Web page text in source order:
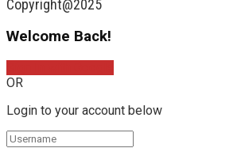
Copyright@2025
Welcome Back!
OR
Login to your account below